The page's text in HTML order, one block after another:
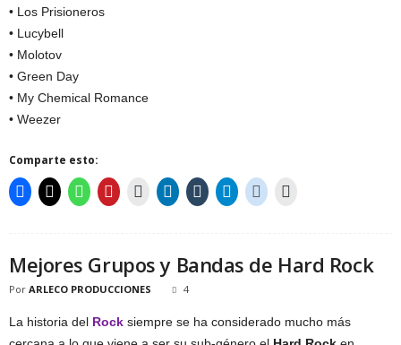
• Los Prisioneros
• Lucybell
• Molotov
• Green Day
• My Chemical Romance
• Weezer
Comparte esto:
Mejores Grupos y Bandas de Hard Rock
Por ARLECO PRODUCCIONES 4
La historia del Rock siempre se ha considerado mucho más